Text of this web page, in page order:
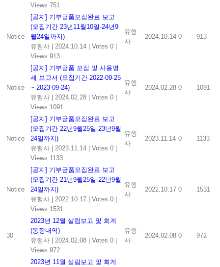
Views 751
Notice
[공지] 기부금품모집완료 보고
(모집기간 23년11월10일-24년9
월24일까지)
유행사 | 2024.10.14 | Votes 0 |
Views 913
유행
사
2024.10.14 0 913
Notice
[공지] 기부금품 모집 및 사용명
세 보고서 (모집기간 2022-09-25
~ 2023-09-24)
유행사 | 2024.02.28 | Votes 0 |
Views 1091
유행
사
2024.02.28 0 1091
Notice
[공지] 기부금품모집완료 보고
(모집기간 22년9월25일-23년9월
24일까지)
유행사 | 2023.11.14 | Votes 0 |
Views 1133
유행
사
2023.11.14 0 1133
Notice
[공지] 기부금품모집완료 보고
(모집기간 21년9월25일-22년9월
24일까지)
유행사 | 2022.10.17 | Votes 0 |
Views 1531
유행
사
2022.10.17 0 1531
30
2023년 12월 살림보고 및 회계
(통장내역)
유행사 | 2024.02.08 | Votes 0 |
Views 972
유행
사
2024.02.08 0 972
2023년 11월 살림보고 및 회계